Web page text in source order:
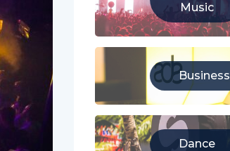
Music
Business
Dance